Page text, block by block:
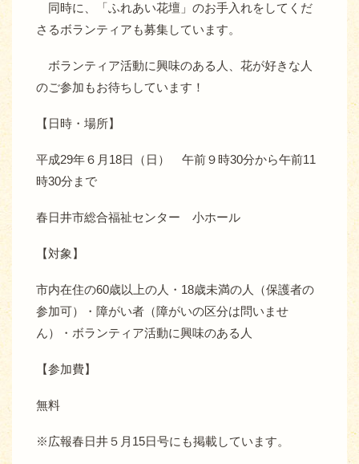
同時に、「ふれあい花壇」のお手入れをしてくだ
さるボランティアも募集しています。
ボランティア活動に興味のある人、花が好きな人
のご参加もお待ちしています！
【日時・場所】
平成29年６月18日（日） 午前９時30分から午前11
時30分まで
春日井市総合福祉センター 小ホール
【対象】
市内在住の60歳以上の人・18歳未満の人（保護者の
参加可）・障がい者（障がいの区分は問いませ
ん）・ボランティア活動に興味のある人
【参加費】
無料
※広報春日井５月15日号にも掲載しています。